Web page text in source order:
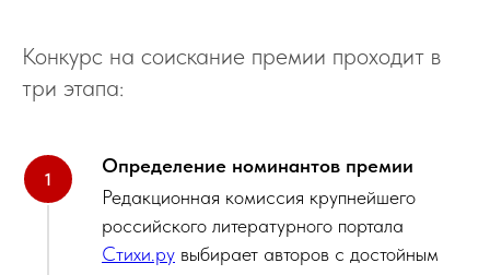
Конкурс на соискание премии проходит в
три этапа:
Определение номинантов премии
Редакционная комиссия крупнейшего
российского литературного портала
Стихи.ру выбирает авторов с достойным